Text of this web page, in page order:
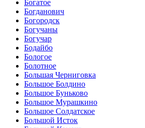
Богатое
Богданович
Богородск
Богучаны
Богучар
Бодайбо
Бологое
Болотное
Большая Черниговка
Большое Болдино
Большое Буньково
Большое Мурашкино
Большое Солдатское
Большой Исток